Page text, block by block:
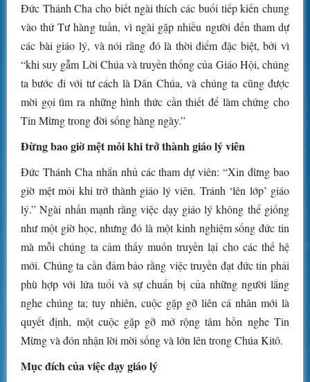
Đức Thánh Cha cho biết ngài thích các buổi tiếp kiến chung
vào thứ Tư hàng tuần, vì ngài gặp nhiều người đến tham dự
các bài giáo lý, và nói rằng đó là thời điểm đặc biệt, bởi vì
“khi suy gẫm Lời Chúa và truyền thống của Giáo Hội, chúng
ta bước đi với tư cách là Dân Chúa, và chúng ta cũng được
mời gọi tìm ra những hình thức cần thiết để làm chứng cho
Tin Mừng trong đời sống hàng ngày.”
Đừng bao giờ mệt mỏi khi trở thành giáo lý viên
Đức Thánh Cha nhắn nhủ các tham dự viên: “Xin đừng bao
giờ mệt mỏi khi trở thành giáo lý viên. Tránh ‘lên lớp’ giáo
lý.” Ngài nhấn mạnh rằng việc dạy giáo lý không thể giống
như một giờ học, nhưng đó là một kinh nghiệm sống đức tin
mà mỗi chúng ta cảm thấy muốn truyền lại cho các thế hệ
mới. Chúng ta cần đảm bảo rằng việc truyền đạt đức tin phải
phù hợp với lứa tuổi và sự chuẩn bị của những người lắng
nghe chúng ta; tuy nhiên, cuộc gặp gỡ liên cá nhân mới là
quyết định, một cuộc gặp gỡ mở rộng tâm hồn nghe Tin
Mừng và đón nhận lời mời sống và lớn lên trong Chúa Kitô.
Mục đích của việc dạy giáo lý